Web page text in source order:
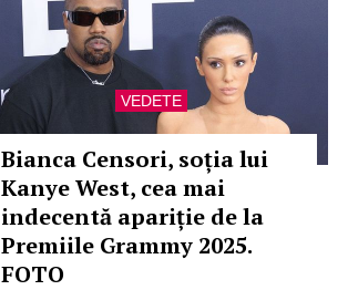
VEDETE
Bianca Censori, soția lui
Kanye West, cea mai
indecentă apariție de la
Premiile Grammy 2025.
FOTO